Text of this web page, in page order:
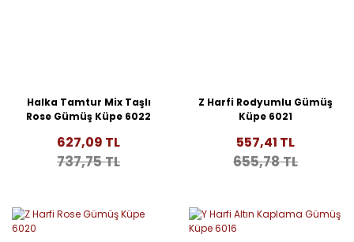
Halka Tamtur Mix Taşlı
Rose Gümüş Küpe 6022
627,09 TL
737,75 TL
Z Harfi Rodyumlu Gümüş
Küpe 6021
557,41 TL
655,78 TL